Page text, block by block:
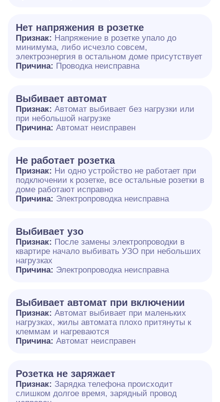
Нет напряжения в розетке
Признак: Напряжение в розетке упало до
минимума, либо исчезло совсем,
электроэнергия в остальном доме присутствует
Причина: Проводка неисправна
Выбивает автомат
Признак: Автомат выбивает без нагрузки или
при небольшой нагрузке
Причина: Автомат неисправен
Не работает розетка
Признак: Ни одно устройство не работает при
подключении к розетке, все остальные розетки в
доме работают исправно
Причина: Электропроводка неисправна
Выбивает узо
Признак: После замены электропроводки в
квартире начало выбивать УЗО при небольших
нагрузках
Причина: Электропроводка неисправна
Выбивает автомат при включении
Признак: Автомат выбивает при маленьких
нагрузках, жилы автомата плохо притянуты к
клеммам и нагреваются
Причина: Автомат неисправен
Розетка не заряжает
Признак: Зарядка телефона происходит
слишком долгое время, зарядный провод